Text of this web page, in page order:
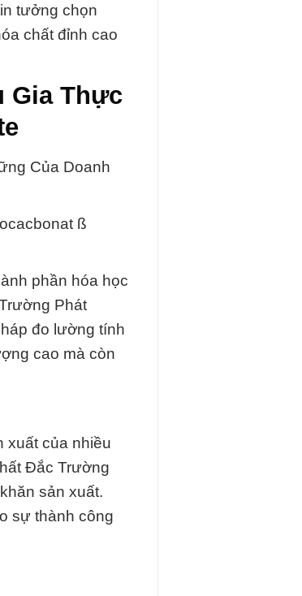
tưởng chọn
chất đỉnh cao
Gia Thực
Của Doanh
ß
phần hóa học
Phát
đo lường tính
cao mà còn
xuất của nhiều
Đắc Trường
sản xuất.
sự thành công